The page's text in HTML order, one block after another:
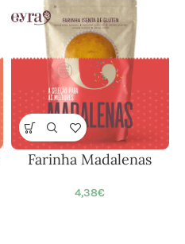
Farinha Madalenas
4,38€